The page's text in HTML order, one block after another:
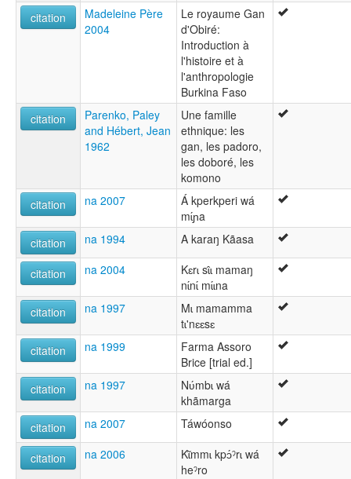
citation
Madeleine Père
2004
Le royaume Gan
d'Obiré:
Introduction à
l'histoire et à
l'anthropologie
Burkina Faso
citation
Parenko, Paley
and Hébert, Jean
1962
Une famille
ethnique: les
gan, les padoro,
les doboré, les
komono
citation
na 2007
Á kperkperi wá
mɩ́ɲa
citation
na 1994 A karaŋ Kãasa
citation na 2004
Kɛrɩ sɩ̂ɩ mamaŋ
nɩ́nɩ́ mɩ́ɩna
citation
na 1997
Mɩ mamamma
tɩ'nɛɛsɛ
citation
na 1999
Farma Assoro
Brice [trial ed.]
citation
na 1997
Nʋ́mbɩ wá
khãmarga
citation
na 2007 Táwóonso
citation na 2006
Kɩ̃mmɩ kpɔ́ˀrɩ wá
heˀro